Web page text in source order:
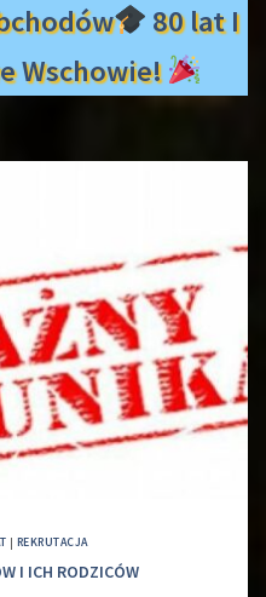
80 lat I
Wschowie!
| REKRUTACJA
I ICH RODZICÓW